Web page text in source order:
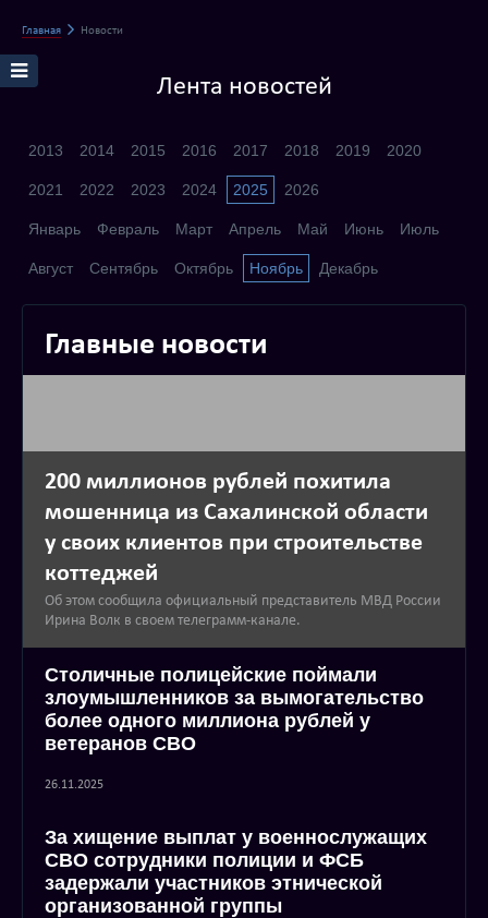
Главная Новости
Лента новостей
2013 2014 2015 2016 2017 2018 2019 2020
2021 2022 2023 2024 2025 2026
Январь Февраль Март Апрель Май Июнь Июль
Август Сентябрь Октябрь Ноябрь Декабрь
Главные новости
200 миллионов рублей похитила
мошенница из Сахалинской области
у своих клиентов при строительстве
коттеджей
Об этом сообщила официальный представитель МВД России
Ирина Волк в своем телеграмм-канале.
Столичные полицейские поймали
злоумышленников за вымогательство
более одного миллиона рублей у
ветеранов СВО
26.11.2025
За хищение выплат у военнослужащих
СВО сотрудники полиции и ФСБ
задержали участников этнической
организованной группы